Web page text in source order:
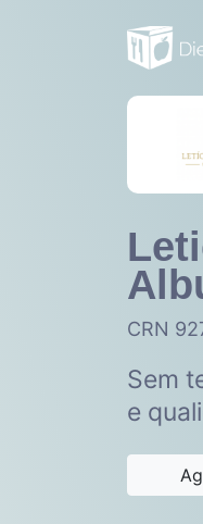
CRN
Sem
e